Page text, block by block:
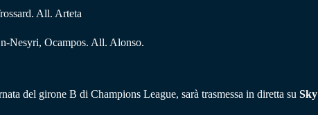
All. Arteta
Nesyri, Ocampos. All. Alonso.
del girone B di Champions League, sarà trasmessa in diretta su Sky